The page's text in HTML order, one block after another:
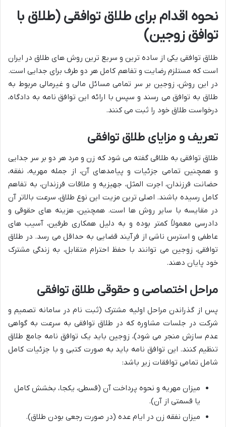
نحوه اقدام برای طلاق توافقی (طلاق با
توافق زوجین)
طلاق توافقی یکی از ساده ترین و سریع ترین روش های طلاق در ایران
است که مستلزم رضایت و تفاهم کامل هر دو طرف برای جدایی است.
در این روش، زوجین بر سر تمامی مسائل مالی و غیرمالی مربوط به
طلاق به توافق می رسند و سپس با ارائه این توافق نامه به دادگاه،
درخواست طلاق خود را ثبت می کنند.
تعریف و مزایای طلاق توافقی
طلاق توافقی به طلاقی گفته می شود که زن و مرد هر دو بر سر جدایی
و همچنین تمامی جزئیات و پیامدهای آن، از جمله مهریه، نفقه،
حضانت فرزندان، اجرت المثل، جهیزیه و ملاقات فرزندان، به تفاهم
کامل رسیده باشند. اصلی ترین مزیت این نوع طلاق، سرعت بالاتر آن
در مقایسه با سایر روش ها است. همچنین، هزینه های حقوقی و
دادرسی معمولاً کمتر بوده و به دلیل همکاری طرفین، آسیب های
عاطفی و استرس ناشی از فرآیند قضایی به حداقل می رسد. در طلاق
توافقی، زوجین می توانند با حفظ احترام متقابل، به زندگی مشترک
خود پایان دهند.
مراحل اختصاصی و حقوقی طلاق توافقی
پس از گذراندن مراحل اولیه مشترک (ثبت نام در سامانه تصمیم و
شرکت در جلسات مشاوره که در طلاق توافقی به سرعت به گواهی
عدم سازش منجر می شود)، زوجین باید یک توافق نامه جامع طلاق
تنظیم کنند. این توافق نامه باید به صورت کتبی و با جزئیات کامل
شامل تمامی توافقات زیر باشد:
میزان مهریه و نحوه پرداخت آن (قسطی، یکجا، بخشش کامل
یا قسمتی از آن).
میزان نفقه زن در ایام عده (در صورت رجعی بودن طلاق).